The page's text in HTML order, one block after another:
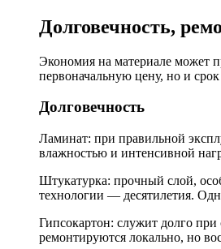
Долговечность,
Экономия на материале может
первоначальную цену, но и
Долговечность
Ламинат: при правильной
влажностью и интенсивной
Штукатурка: прочный слой,
технологии — десятилетия.
Гипсокартон: служит долго
ремонтируются локально, но